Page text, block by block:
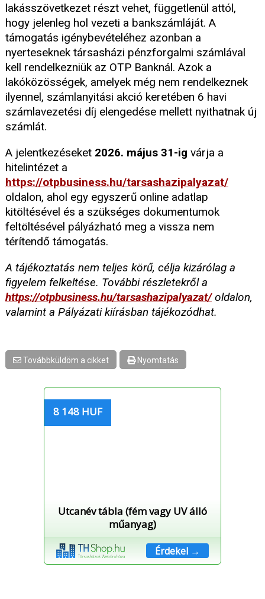
lakásszövetkezet részt vehet, függetlenül attól,
hogy jelenleg hol vezeti a bankszámláját. A
támogatás igénybevételéhez azonban a
nyerteseknek társasházi pénzforgalmi számlával
kell rendelkezniük az OTP Banknál. Azok a
lakóközösségek, amelyek még nem rendelkeznek
ilyennel, számlanyitási akció keretében 6 havi
számlavezetési díj elengedése mellett nyithatnak új
számlát.
A jelentkezéseket 2026. május 31-ig várja a
hitelintézet a
https://otpbusiness.hu/tarsashazipalyazat/
oldalon, ahol egy egyszerű online adatlap
kitöltésével és a szükséges dokumentumok
feltöltésével pályázható meg a vissza nem
térítendő támogatás.
A tájékoztatás nem teljes körű, célja kizárólag a
figyelem felkeltése. További részletekről a
https://otpbusiness.hu/tarsashazipalyazat/oldalon,
valamint a Pályázati kiírásban tájékozódhat.
Továbbküldöm a cikket Nyomtatás
8 148 HUF
Utcanév tábla (fém vagy UV álló
műanyag)
Érdekel →